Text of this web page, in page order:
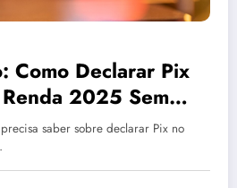
Como Declarar Pix
2025 Sem
Finasaber sobre declarar Pix no